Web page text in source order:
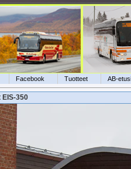
Facebook Tuotteet AB-
350